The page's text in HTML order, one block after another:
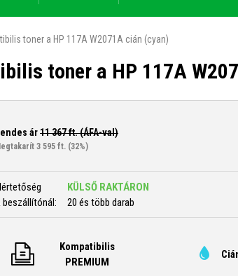
toner a HP 117A W2071A cián (cyan)
toner a HP 117A
ár11 367ft. (ÁFA-val)
3 595 ft. (32%)
KÜLSŐ RAKTÁRON
beszállítónál:
20 és több darab
Kompatibilis
PREMIUM